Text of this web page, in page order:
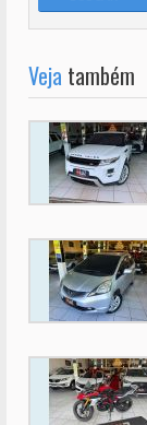
Veja também